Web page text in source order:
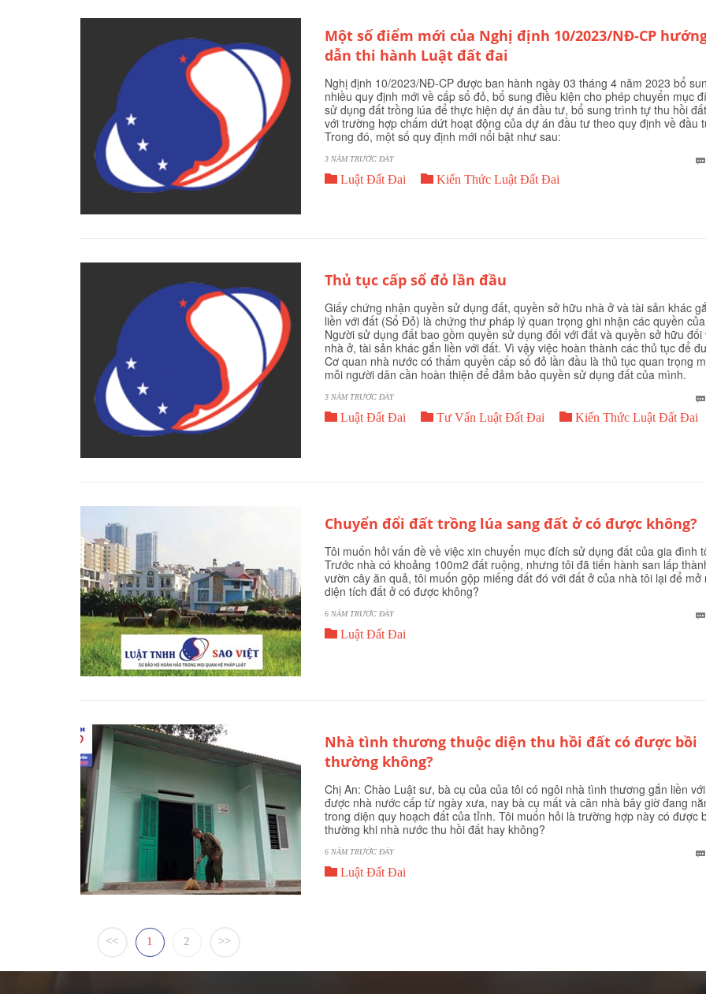
Một số điểm mới của Nghị định 10/2023/NĐ-CP
dẫn thi hành Luật đất đai
Nghị định 10/2023/NĐ-CP được ban hành ngày 03 tháng 4 năm 2023 bổ
nhiều quy định mới về cấp sổ đỏ, bổ sung điều kiện cho phép chuyển mục
sử dụng đất trồng lúa để thực hiện dự án đầu tư, bổ sung trình tự thu hồi
với trường hợp chấm dứt hoạt động của dự án đầu tư theo quy định về đầu
Trong đó, một số quy định mới nổi bật như sau:
3 NĂM TRƯỚC ĐÂY 
 Luật Đất Đai  Kiến Thức Luật Đất Đai
Thủ tục cấp sổ đỏ lần đầu
Giấy chứng nhận quyền sử dụng đất, quyền sở hữu nhà ở và tài sản khác
liền với đất (Sổ Đỏ) là chứng thư pháp lý quan trọng ghi nhận các quyền của
Người sử dụng đất bao gồm quyền sử dụng đối với đất và quyền sở hữu đối
nhà ở, tài sản khác gắn liền với đất. Vì vậy việc hoàn thành các thủ tục để
Cơ quan nhà nước có thẩm quyền cấp sổ đỏ lần đầu là thủ tục quan trọng
mỗi người dân cần hoàn thiện để đảm bảo quyền sử dụng đất của mình.
3 NĂM TRƯỚC ĐÂY 
 Luật Đất Đai  Tư Vấn Luật Đất Đai  Kiến Thức Luật Đất Đai
Chuyển đổi đất trồng lúa sang đất ở có được không?
Tôi muốn hỏi vấn đề về việc xin chuyển mục đích sử dụng đất của gia đình
Trước nhà có khoảng 100m2 đất ruộng, nhưng tôi đã tiến hành san lấp
vườn cây ăn quả, tôi muốn gộp miếng đất đó với đất ở của nhà tôi lại để mở
diện tích đất ở có được không?
6 NĂM TRƯỚC ĐÂY 
 Luật Đất Đai
Nhà tình thương thuộc diện thu hồi đất có được bồi
thường không?
Chị An: Chào Luật sư, bà cụ của của tôi có ngôi nhà tình thương gắn liền
được nhà nước cấp từ ngày xưa, nay bà cụ mất và căn nhà bây giờ đang
trong diện quy hoạch đất của tỉnh. Tôi muốn hỏi là trường hợp này có được
thường khi nhà nước thu hồi đất hay không?
6 NĂM TRƯỚC ĐÂY 
 Luật Đất Đai
<< 1 2 >>